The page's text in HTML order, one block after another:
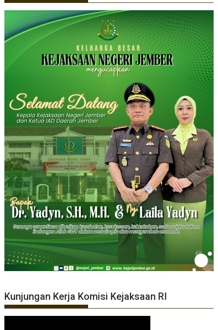
Kunjungan Kerja Komisi Kejaksaan RI